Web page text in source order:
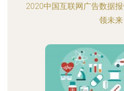
2020中国互联网广告数据
领未来